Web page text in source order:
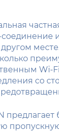
Wi-
со
предлагает